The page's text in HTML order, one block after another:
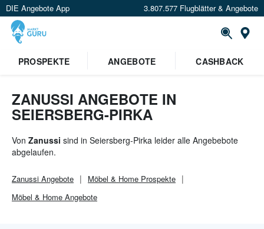
DIE Angebote App 3.807.577 Flugblätter & Angebote
PROSPEKTE
ANGEBOTE CASHBACK
ZANUSSI ANGEBOTE IN
SEIERSBERG-PIRKA
Von Zanussi sind in Seiersberg-Pirka leider alle Angebebote
abgelaufen.
Zanussi Angebote Möbel & Home Prospekte
Möbel & Home Angebote